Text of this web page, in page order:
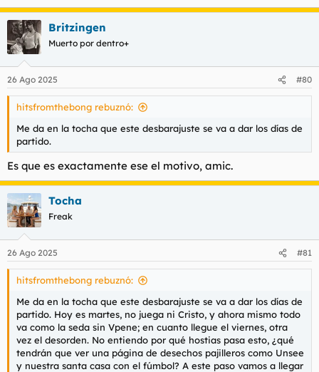
Britzingen
Muerto por dentro+
26 Ago 2025 #80
hitsfromthebong rebuznó:
Me da en la tocha que este desbarajuste se va a dar los días de
partido.
Es que es exactamente ese el motivo, amic.
Tocha
Freak
26 Ago 2025 #81
hitsfromthebong rebuznó:
Me da en la tocha que este desbarajuste se va a dar los días de
partido. Hoy es martes, no juega ni Cristo, y ahora mismo todo
va como la seda sin Vpene; en cuanto llegue el viernes, otra
vez el desorden. No entiendo por qué hostias pasa esto, ¿qué
tendrán que ver una página de desechos pajilleros como Unsee
y nuestra santa casa con el fúmbol? A este paso vamos a llegar